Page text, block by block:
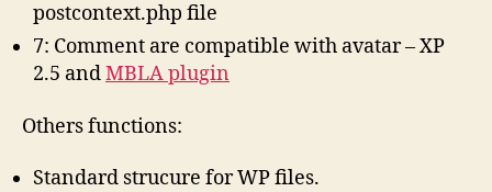
postcontext.php file
7: Comment are compatible with avatar – XP
2.5 andMBLA plugin
Others functions:
Standard strucure for WP files.